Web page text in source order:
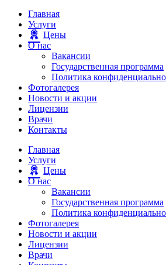
Главная
Услуги
Цены
О нас
Вакансии
Государственная программа
Политика
Фотогалерея
Новости и акции
Лицензии
Врачи
Контакты
Главная
Услуги
Цены
О нас
Вакансии
Государственная программа
Политика
Фотогалерея
Новости и акции
Лицензии
Врачи